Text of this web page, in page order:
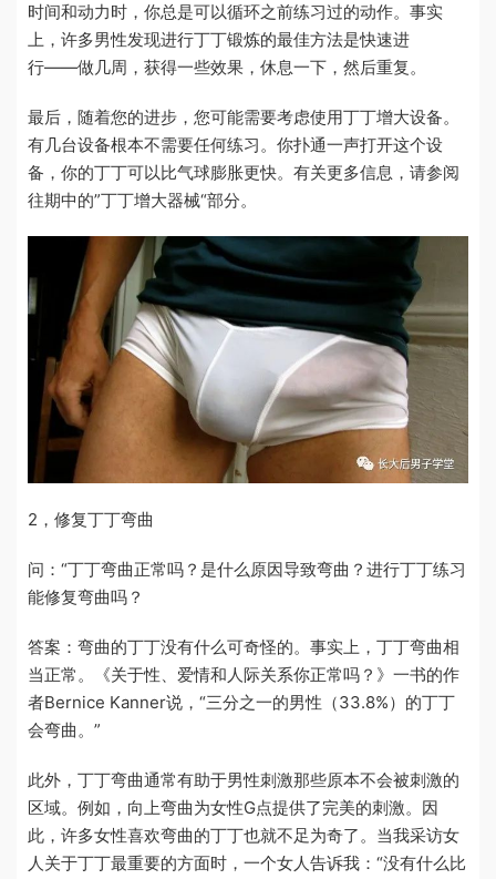
时间和动力时，你总是可以循环之前练习过的动作。事实
上，许多男性发现进行丁丁锻炼的最佳方法是快速进
行——做几周，获得一些效果，休息一下，然后重复。
最后，随着您的进步，您可能需要考虑使用丁丁增大设备。
有几台设备根本不需要任何练习。你扑通一声打开这个设
备，你的丁丁可以比气球膨胀更快。有关更多信息，请参阅
往期中的”丁丁增大器械“部分。
2 ，修复丁丁弯曲
问： “丁丁弯曲正常吗？是什么原因导致弯曲？进行丁丁练习
能修复弯曲吗？
答案：弯曲的丁丁没有什么可奇怪的。事实上，丁丁弯曲相
当正常。《关于性、爱情和人际关系你正常吗？》一书的作
者Bernice Kanner说， “三分之一的男性（33.8%）的丁丁
会弯曲。 ”
此外，丁丁弯曲通常有助于男性刺激那些原本不会被刺激的
区域。例如，向上弯曲为女性G点提供了完美的刺激。因
此，许多女性喜欢弯曲的丁丁也就不足为奇了。当我采访女
人关于丁丁最重要的方面时，一个女人告诉我： “没有什么比